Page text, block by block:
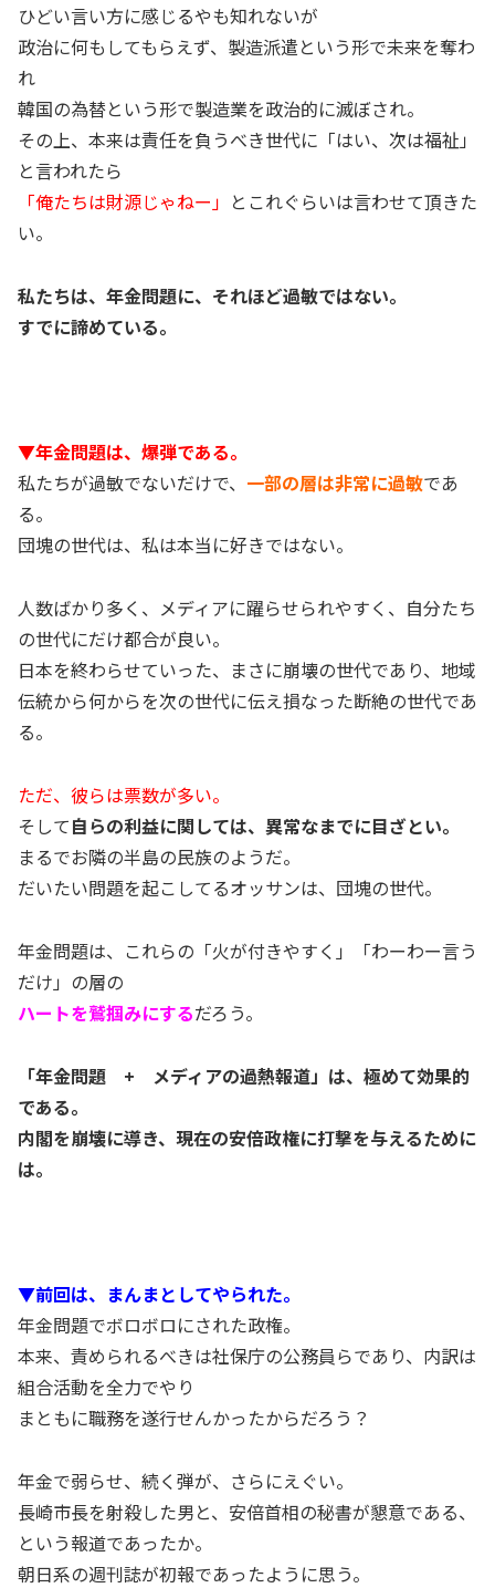
ひどい言い方に感じるやも知れないが
政治に何もしてもらえず、製造派遣という形で未来を奪わ
れ
韓国の為替という形で製造業を政治的に滅ぼされ。
その上、本来は責任を負うべき世代に「はい、次は福祉」
と言われたら
「俺たちは財源じゃねー」 とこれぐらいは言わせて頂きた
い。
私たちは、年金問題に、それほど過敏ではない。
すでに諦めている。
▼年金問題は、爆弾である。
私たちが過敏でないだけで、 一部の層は非常に過敏であ
る。
団塊の世代は、私は本当に好きではない。
人数ばかり多く、メディアに躍らせられやすく、自分たち
の世代にだけ都合が良い。
日本を終わらせていった、まさに崩壊の世代であり、地域
伝統から何からを次の世代に伝え損なった断絶の世代であ
る。
ただ、彼らは票数が多い。
そして自らの利益に関しては、異常なまでに目ざとい。
まるでお隣の半島の民族のようだ。
だいたい問題を起こしてるオッサンは、団塊の世代。
年金問題は、これらの「火が付きやすく」「わーわー言う
だけ」の層の
ハートを鷲掴みにするだろう。
「年金問題 + メディアの過熱報道」は、極めて効果的
である。
内閣を崩壊に導き、現在の安倍政権に打撃を与えるために
は。
▼前回は、まんまとしてやられた。
年金問題でボロボロにされた政権。
本来、責められるべきは社保庁の公務員らであり、内訳は
組合活動を全力でやり
まともに職務を遂行せんかったからだろう？
年金で弱らせ、続く弾が、さらにえぐい。
長崎市長を射殺した男と、安倍首相の秘書が懇意である、
という報道であったか。
朝日系の週刊誌が初報であったように思う。